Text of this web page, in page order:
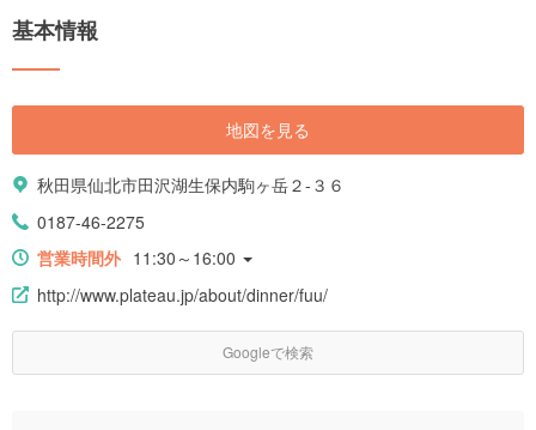
基本情報
地図を見る
秋田県仙北市田沢湖生保内駒ヶ岳２-３６
0187-46-2275
営業時間外 11:30～16:00
http://www.plateau.jp/about/dinner/fuu/
Googleで検索